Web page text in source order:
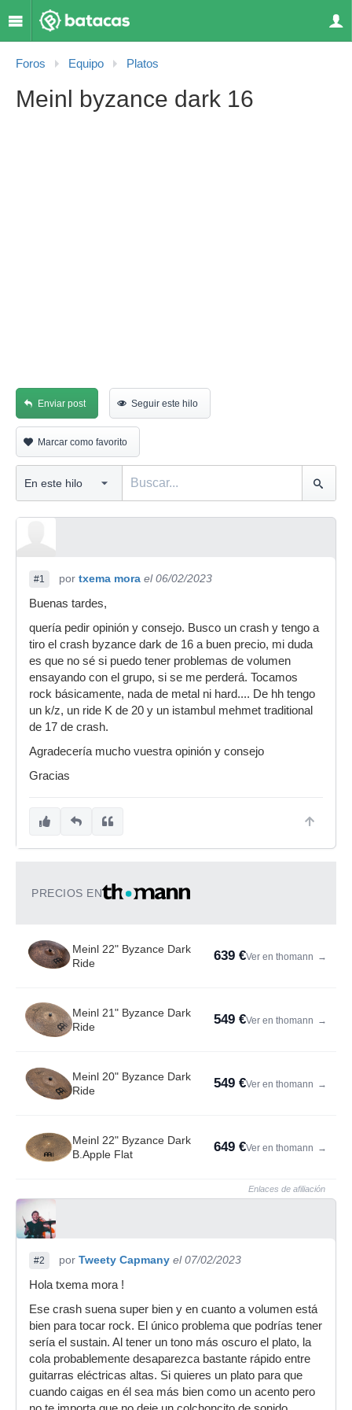
Foros Equipo Platos
Meinl byzance dark 16
Enviar post Seguir este hilo
Marcar como favorito
#1 por txema mora el 06/02/2023
Buenas tardes,
quería pedir opinión y consejo. Busco un crash y tengo a
tiro el crash byzance dark de 16 a buen precio, mi duda
es que no sé si puedo tener problemas de volumen
ensayando con el grupo, si se me perderá. Tocamos
rock básicamente, nada de metal ni hard.... De hh tengo
un k/z, un ride K de 20 y un istambul mehmet traditional
de 17 de crash.
Agradecería mucho vuestra opinión y consejo
Gracias
PRECIOS EN
Meinl 22" Byzance Dark
Ride
639 €Ver en thomann →
Meinl 21" Byzance Dark
Ride
549 €Ver en thomann →
Meinl 20" Byzance Dark
Ride
549 €Ver en thomann →
Meinl 22" Byzance Dark
B.Apple Flat
649 €Ver en thomann →
Enlaces de afiliación
#2 por Tweety Capmany el 07/02/2023
Hola txema mora !
Ese crash suena super bien y en cuanto a volumen está
bien para tocar rock. El único problema que podrías tener
sería el sustain. Al tener un tono más oscuro el plato, la
cola probablemente desaparezca bastante rápido entre
guitarras eléctricas altas. Si quieres un plato para que
cuando caigas en él sea más bien como un acento pero